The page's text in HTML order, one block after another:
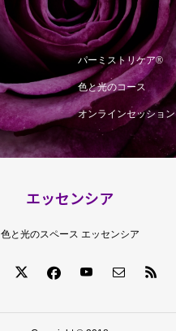
パーミストリケア®︎
色と光のコース
オンラインセッション
エッセンシア
色と光のスペース エッセンシア